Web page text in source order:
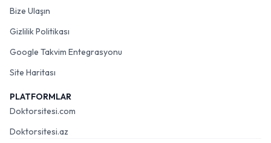
Bize Ulaşın
Gizlilik Politikası
Google Takvim Entegrasyonu
Site Haritası
PLATFORMLAR
Doktorsitesi.com
Doktorsitesi.az